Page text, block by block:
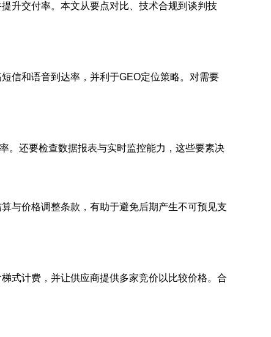
升交付率。本文从要点对比、技术合规到谈判技
信和语音到达率，并利于GEO定位策略。对需要
。还要检查数据报表与实时监控能力，这些要素决
与价格调整条款，有助于避免后期产生不可预见支
式计费，并让供应商提供多家竞价以比较价格。合